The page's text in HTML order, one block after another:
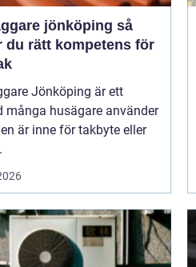
jönköping så
du rätt kompetens för
Jönköping är ett
många husägare använder
är inne för takbyte eller